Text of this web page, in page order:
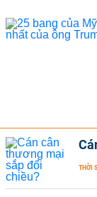
THỜI